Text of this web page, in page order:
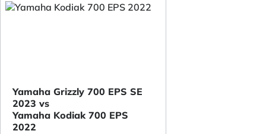
Yamaha Grizzly 700 EPS SE
2023 vs
Yamaha Kodiak 700 EPS
2022